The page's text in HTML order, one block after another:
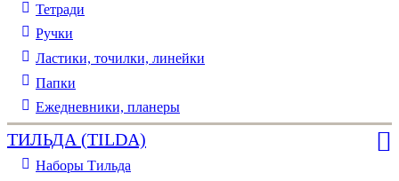
Тетради
Ручки
Ластики, точилки, линейки
Папки
Ежедневники, планеры
ТИЛЬДА (TILDA)
Наборы Тильда